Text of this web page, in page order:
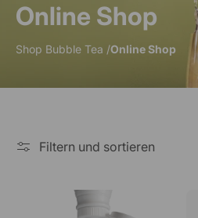
Online Shop
Shop Bubble Tea /Online Shop
Filtern und sortieren